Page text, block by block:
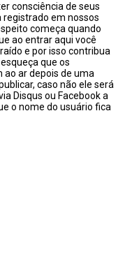
consciência de seus
registrado em nossos
começa quando
ao entrar aqui você
e por isso contribua
que os
ar depois de uma
caso não ele será
Disqus ou Facebook a
o nome do usuário fica